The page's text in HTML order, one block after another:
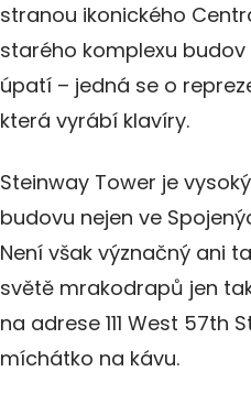
stranou ikonického
starého komplexu
úpatí – jedná se o
která vyrábí klavíry.
Steinway Tower je
budovu nejen ve
Není však význačný ani
světě mrakodrapů jen
na adrese 111 West 57th
míchátko na kávu.